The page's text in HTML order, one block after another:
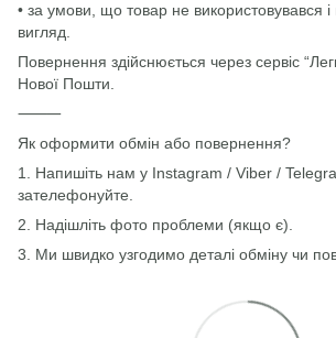
• за умови, що товар не використовувався
вигляд.
Повернення здійснюється через сервіс
Нової Пошти.
⸻
Як оформити обмін або повернення?
1. Напишіть нам у Instagram / Viber /
зателефонуйте.
2. Надішліть фото проблеми (якщо є).
3. Ми швидко узгодимо деталі обміну чи